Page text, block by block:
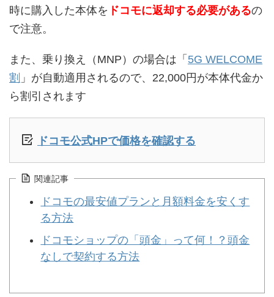
時に購入した本体を ドコモに返却する必要があるの
で注意。
また、乗り換え（MNP）の場合は「 5G WELCOME
割 」が自動適用されるので、22,000円が本体代金か
ら割引されます
ドコモ公式HPで価格を確認する
関連記事
ドコモの最安値プランと月額料金を安くす
る方法
ドコモショップの「頭金」って何！？頭金
なしで契約する方法